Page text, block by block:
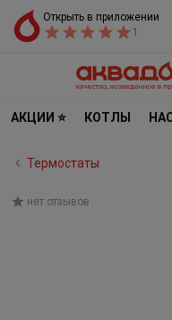
Открыть в приложении
1
АКЦИИ ⭐ КОТЛЫ
Термостаты
нет отзывов